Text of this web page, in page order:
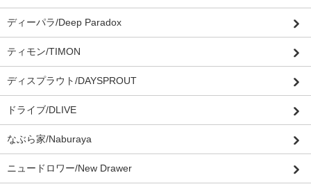
ディーパラ/Deep Paradox
ティモン/TIMON
ディスプラウト/DAYSPROUT
ドライブ/DLIVE
なぶら家/Naburaya
ニュードロワー/New Drawer